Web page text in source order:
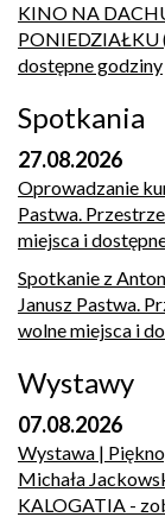
KINO NA
PONIEDZIAŁKU
dostępne godziny
Spotkania
27.08.2026
Oprowadzanie
Pastwa.
miejsca i
Spotkanie z
Janusz Pastwa.
wolne miejsca i
Wystawy
07.08.2026
Wystawa |
Michała
KALOGATIA -